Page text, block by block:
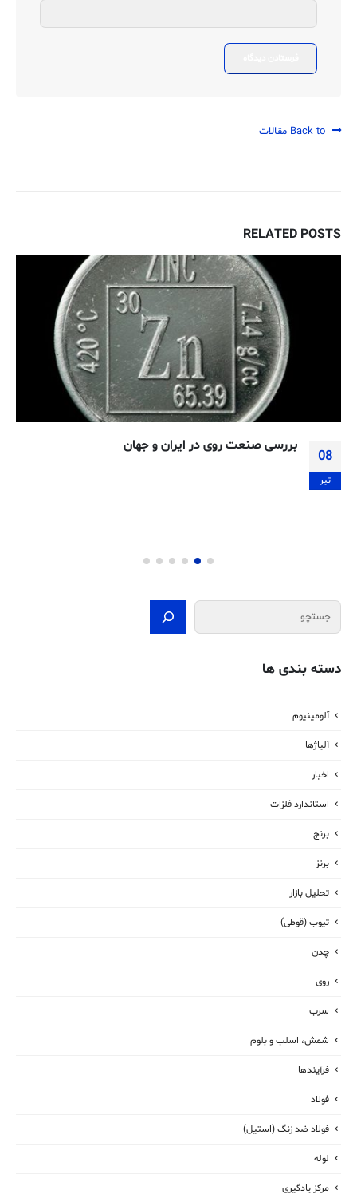
RELATED POSTS
08
تیر
بررسی صنعت روی در ایران و جهان
جستجو
دسته بندی ها
آلومینیوم
آلیاژها
اخبار
استاندارد فلزات
برنج
برنز
تحلیل بازار
تیوب (قوطی)
چدن
روی
سرب
شمش، اسلب و بلوم
فرآیندها
فولاد
فولاد ضد زنگ (استیل)
لوله
مرکز یادگیری